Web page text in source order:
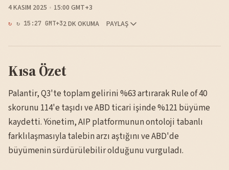
4 KASIM 2025 15:00 GMT+3
↻ 15:27 GMT+32 DK OKUMA PAYLAŞ
Kısa Özet
Palantir, Q3'te toplam gelirini %63 artırarak Rule of 40
skorunu 114'e taşıdı ve ABD ticari işinde %121 büyüme
kaydetti. Yönetim, AIP platformunun ontoloji tabanlı
farklılaşmasıyla talebin arzı aştığını ve ABD'de
büyümenin sürdürülebilir olduğunu vurguladı.